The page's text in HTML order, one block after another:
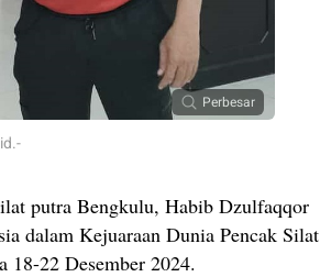
Perbesar
putra Bengkulu, Habib Dzulfaqqor
dalam Kejuaraan Dunia Pencak Silat
22 Desember 2024.